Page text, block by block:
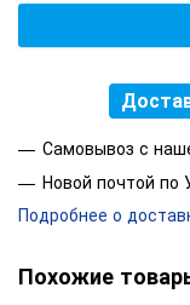
Самовывоз с
Новой почтой
Подробнее о
Похожие